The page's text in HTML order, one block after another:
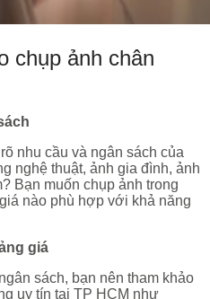
chụp ảnh chân
nhu cầu và ngân sách của
nghệ thuật, ảnh gia đình, ảnh
Bạn muốn chụp ảnh trong
nào phù hợp với khả năng
giá
sách, bạn nên tham khảo
uy tín tại TP HCM như